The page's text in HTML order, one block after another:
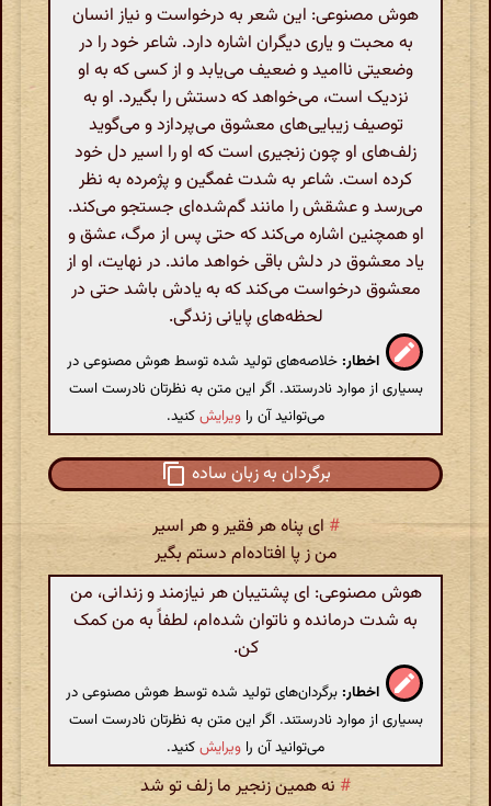
هوش مصنوعی: این شعر به درخواست و نیاز انسان
به محبت و یاری دیگران اشاره دارد. شاعر خود را در
وضعیتی ناامید و ضعیف می‌یابد و از کسی که به او
نزدیک است، می‌خواهد که دستش را بگیرد. او به
توصیف زیبایی‌های معشوق می‌پردازد و می‌گوید
زلف‌های او چون زنجیری است که او را اسیر دل خود
کرده است. شاعر به شدت غمگین و پژمرده به نظر
می‌رسد و عشقش را مانند گم‌شده‌ای جستجو می‌کند.
او همچنین اشاره می‌کند که حتی پس از مرگ، عشق و
یاد معشوق در دلش باقی خواهد ماند. در نهایت، او از
معشوق درخواست می‌کند که به یادش باشد حتی در
لحظه‌های پایانی زندگی.
اخطار: خلاصه‌های تولید شده توسط هوش مصنوعی در
بسیاری از موارد نادرستند. اگر این متن به نظرتان نادرست است
می‌توانید آن را ویرایشکنید.
برگردان به زبان ساده
#ای پناه هر فقیر و هر اسیر
من ز پا افتاده‌ام دستم بگیر
هوش مصنوعی: ای پشتیبان هر نیازمند و زندانی، من
به شدت درمانده و ناتوان شده‌ام، لطفاً به من کمک
کن.
اخطار: برگردان‌های تولید شده توسط هوش مصنوعی در
بسیاری از موارد نادرستند. اگر این متن به نظرتان نادرست است
می‌توانید آن را ویرایشکنید.
# نه همین زنجیر ما زلف تو شد